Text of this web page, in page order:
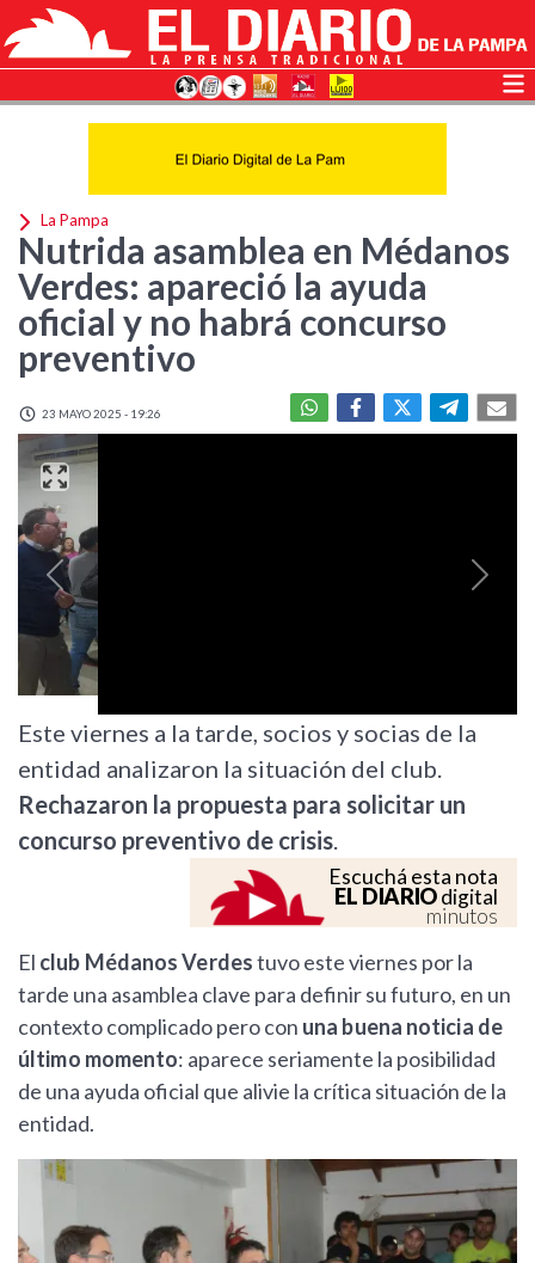
La Pampa
Nutrida asamblea en Médanos
Verdes: apareció la ayuda
oficial y no habrá concurso
preventivo
23 MAYO 2025 - 19:26
Previous Next
Este viernes a la tarde, socios y socias de la
entidad analizaron la situación del club.
Rechazaron la propuesta para solicitar un
concurso preventivo de crisis.
Escuchá esta nota
EL DIARIOdigital
minutos
El club Médanos Verdestuvo este viernes por la
tarde una asamblea clave para definir su futuro, en un
contexto complicado pero con una buena noticia de
último momento: aparece seriamente la posibilidad
de una ayuda oficial que alivie la crítica situación de la
entidad.